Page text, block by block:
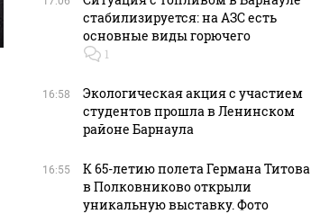
стабилизируется: на АЗС есть
основные виды горючего
1
16:58
Экологическая акция с участием
студентов прошла в Ленинском
районе Барнаула
16:55
К 65-летию полета Германа Титова
в Полковниково открыли
уникальную выставку. Фото